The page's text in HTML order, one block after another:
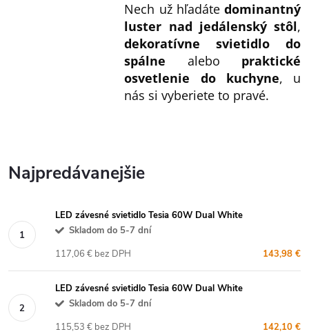
Nech už hľadáte dominantný
luster nad jedálenský stôl,
dekoratívne svietidlo do
spálne alebo praktické
osvetlenie do kuchyne, u
nás si vyberiete to pravé.
Najpredávanejšie
LED závesné svietidlo Tesia 60W Dual White
Skladom do 5-7 dní
143,98 €
117,06 € bez DPH
LED závesné svietidlo Tesia 60W Dual White
Skladom do 5-7 dní
142,10 €
115,53 € bez DPH